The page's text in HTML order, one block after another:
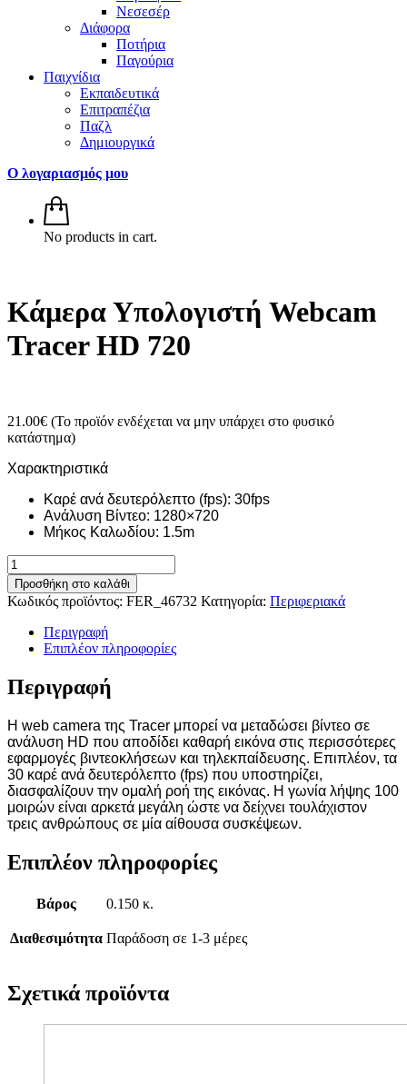
Νεσεσέρ
Διάφορα
Ποτήρια
Παγούρια
Παιχνίδια
Εκπαιδευτικά
Επιτραπέζια
Παζλ
Δημιουργικά
Ο λογαριασμός μου
No products in cart.
Κάμερα Υπολογιστή Webcam
Tracer HD 720
21.00€ (Το προϊόν ενδέχεται να μην υπάρχει στο φυσικό
κατάστημα)
Χαρακτηριστικά
Καρέ ανά δευτερόλεπτο (fps): 30fps
Ανάλυση Βίντεο: 1280×720
Μήκος Καλωδίου: 1.5m
Κάμερα
Υπολογιστή
Webcam
Tracer
ποσότητα
Προσθήκη στο καλάθι
Κωδικός προϊόντος: FER_46732 Κατηγορία: Περιφεριακά
Περιγραφή
Επιπλέον πληροφορίες
Περιγραφή
Η web camera της Tracer μπορεί να μεταδώσει βίντεο σε
ανάλυση HD που αποδίδει καθαρή εικόνα στις περισσότερες
εφαρμογές βιντεοκλήσεων και τηλεκπαίδευσης. Επιπλέον, τα
30 καρέ ανά δευτερόλεπτο (fps) που υποστηρίζει,
διασφαλίζουν την ομαλή ροή της εικόνας. Η γωνία λήψης 100
μοιρών είναι αρκετά μεγάλη ώστε να δείχνει τουλάχιστον
τρεις ανθρώπους σε μία αίθουσα συσκέψεων.
Επιπλέον πληροφορίες
Βάρος 0.150 κ.
Διαθεσιμότητα Παράδοση σε 1-3 μέρες
Σχετικά προϊόντα